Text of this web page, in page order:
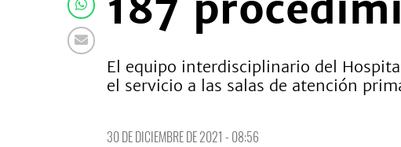
El equipo interdisciplinario del
el servicio a las salas de atención
30 DE DICIEMBRE DE 2021 - 08:56